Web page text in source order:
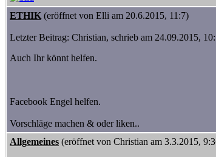
ETHIK (eröffnet von Elli am 20.6.2015, 11:7)
Letzter Beitrag: Christian, schrieb am 24.09.2015,
Auch Ihr könnt helfen.
Facebook Engel helfen.
Vorschläge machen & oder liken..
Allgemeines (eröffnet von Christian am 3.3.2015,